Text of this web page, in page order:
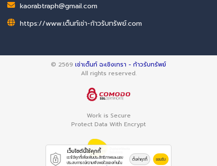
kaorabtraph@gmail.com
https://www.เต็นท์เช่า-ก้าวรับทรัพย์.com
© 2569 เช่าเต็นท์ ฉะเชิงเทรา - ก้าวรับทรัพย์
All rights reserved.
Work is Secure
Protect Data With Encrypt
เว็บไซต์นี้ใช้คุกกี้
เราใช้คุกกี้เพื่อเพิ่มประสิทธิภาพและมอบ
ประสบการณ์ความพึงพอใจของท่านใน
ตั้งค่าคุกกี้ ยอมรับ